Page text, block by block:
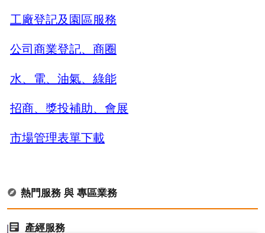
工廠登記及園區服務
公司商業登記、商圈
水、電、油氣、綠能
招商、獎投補助、會展
市場管理表單下載
熱門服務 與 專區業務
產經服務